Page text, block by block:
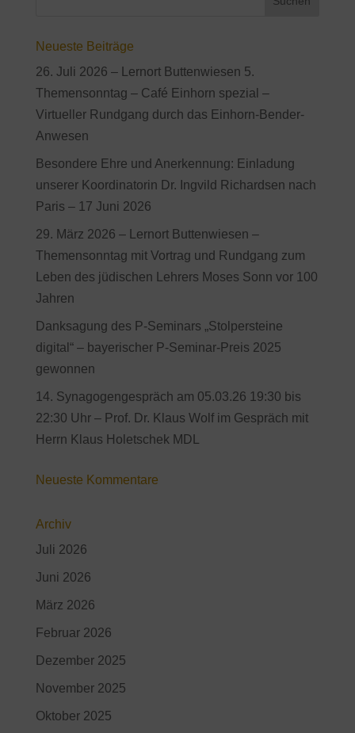
Neueste Beiträge
26. Juli 2026 – Lernort Buttenwiesen 5.
Themensonntag – Café Einhorn spezial –
Virtueller Rundgang durch das Einhorn-Bender-
Anwesen
Besondere Ehre und Anerkennung: Einladung
unserer Koordinatorin Dr. Ingvild Richardsen nach
Paris – 17 Juni 2026
29. März 2026 – Lernort Buttenwiesen –
Themensonntag mit Vortrag und Rundgang zum
Leben des jüdischen Lehrers Moses Sonn vor 100
Jahren
Danksagung des P-Seminars „Stolpersteine
digital“ – bayerischer P-Seminar-Preis 2025
gewonnen
14. Synagogengespräch am 05.03.26 19:30 bis
22:30 Uhr – Prof. Dr. Klaus Wolf im Gespräch mit
Herrn Klaus Holetschek MDL
Neueste Kommentare
Archiv
Juli 2026
Juni 2026
März 2026
Februar 2026
Dezember 2025
November 2025
Oktober 2025